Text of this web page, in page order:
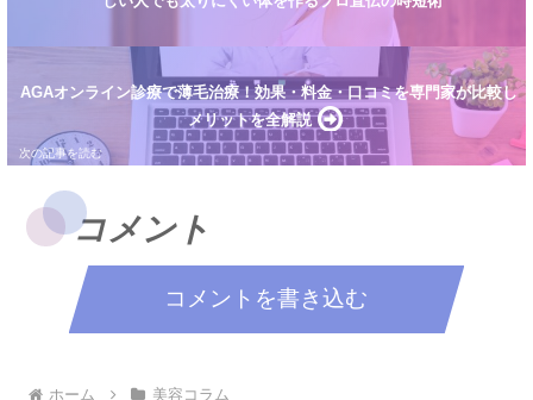
AGAオンライン診療で薄毛治療！効果・料金・口コミを専門家が比較し
メリットを全解説
コメント
コメントを書き込む
ホーム 美容コラム